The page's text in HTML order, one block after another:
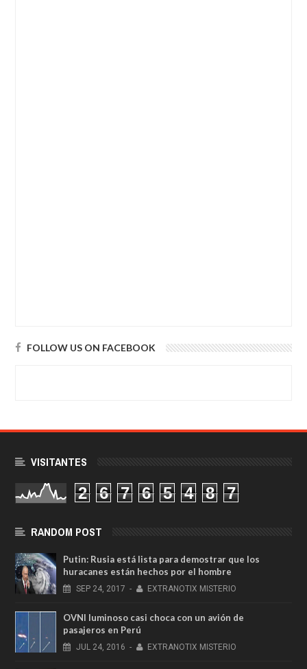
FOLLOW US ON FACEBOOK
VISITANTES
2 6 7 6 5 4 8 7
RANDOM POST
Putin: Rusia está lista para demostrar que los
huracanes están hechos por el hombre
SEP 24, 2017 - EXTRANOTIX MISTERIO
OVNI luminoso casi choca con un avión de
pasajeros en Perú
JUL 24, 2016 - EXTRANOTIX MISTERIO